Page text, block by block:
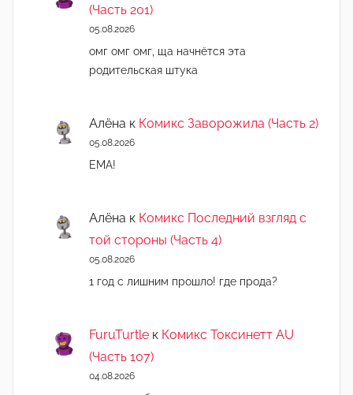
(Часть 201)
05.08.2026
омг омг омг, ща начнëтся эта
родительская штука
Алёна к Комикс Заворожила (Часть 2)
05.08.2026
ЕМА!
Алёна к Комикс Последний взгляд с
той стороны (Часть 4)
05.08.2026
1 год с лишним прошло! где прода?
FuruTurtle к Комикс Токсинетт AU
(Часть 107)
04.08.2026